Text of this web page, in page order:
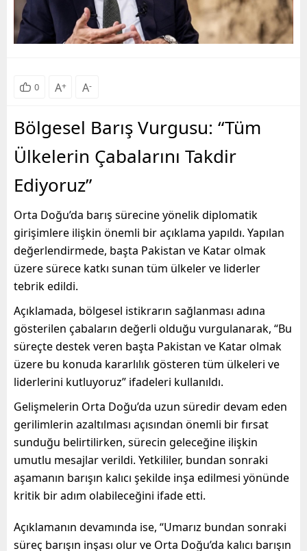
0 A+ A-
Bölgesel Barış Vurgusu: “Tüm
Ülkelerin Çabalarını Takdir
Ediyoruz”
Orta Doğu’da barış sürecine yönelik diplomatik
girişimlere ilişkin önemli bir açıklama yapıldı. Yapılan
değerlendirmede, başta Pakistan ve Katar olmak
üzere sürece katkı sunan tüm ülkeler ve liderler
tebrik edildi.
Açıklamada, bölgesel istikrarın sağlanması adına
gösterilen çabaların değerli olduğu vurgulanarak, “Bu
süreçte destek veren başta Pakistan ve Katar olmak
üzere bu konuda kararlılık gösteren tüm ülkeleri ve
liderlerini kutluyoruz” ifadeleri kullanıldı.
Gelişmelerin Orta Doğu’da uzun süredir devam eden
gerilimlerin azaltılması açısından önemli bir fırsat
sunduğu belirtilirken, sürecin geleceğine ilişkin
umutlu mesajlar verildi. Yetkililer, bundan sonraki
aşamanın barışın kalıcı şekilde inşa edilmesi yönünde
kritik bir adım olabileceğini ifade etti.
Açıklamanın devamında ise, “Umarız bundan sonraki
süreç barışın inşası olur ve Orta Doğu’da kalıcı barışın